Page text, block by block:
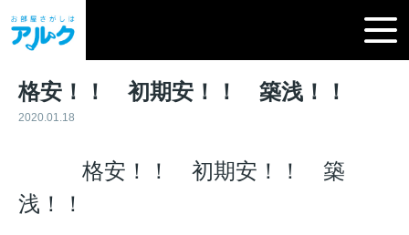
格安！！ 初期安！！ 築浅！！
2020.01.18
格安！！ 初期安！！ 築
浅！！